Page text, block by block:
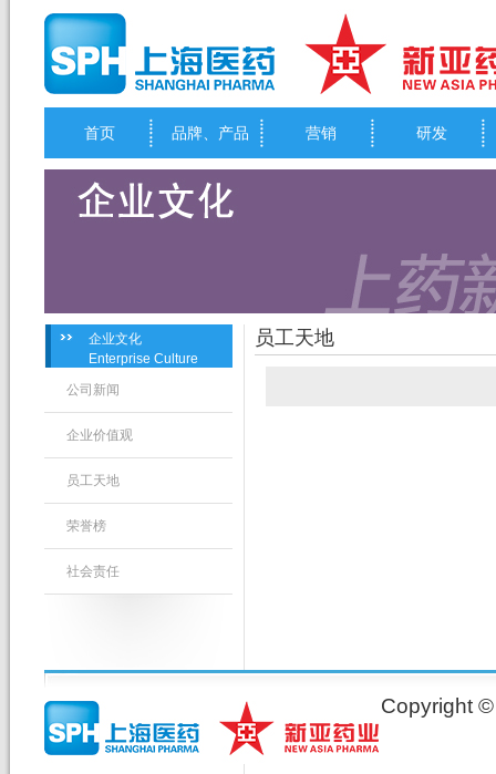
首页 品牌、产品 营销 研发
企业文化
Enterprise Culture
公司新闻
企业价值观
员工天地
荣誉榜
社会责任
员工天地
Copyright